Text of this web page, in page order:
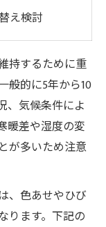
え検討
持するために重
般的に5年から10
、気候条件によ
暖差や湿度の変
が多いため注意
、色あせやひび
ります。下記の